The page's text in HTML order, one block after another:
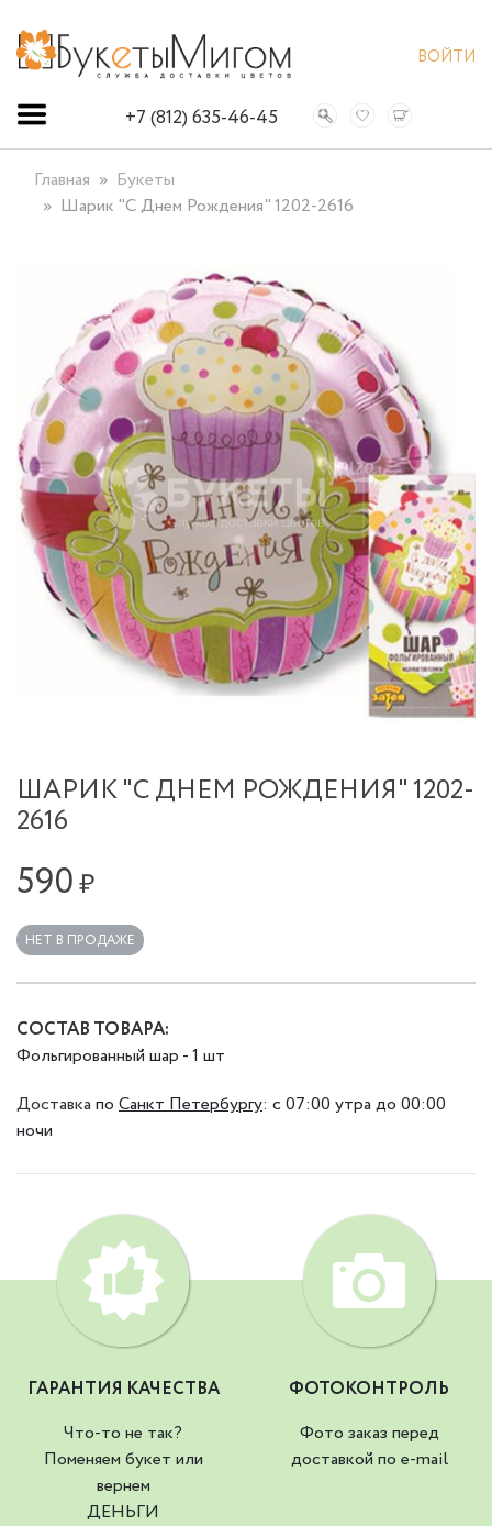
ВОЙТИ
+7 (812) 635-46-45
Главная
Букеты
Шарик "С Днем Рождения" 1202-2616
ШАРИК "С ДНЕМ РОЖДЕНИЯ" 1202-
2616
590₽
НЕТ В ПРОДАЖЕ
СОСТАВ ТОВАРА:
Фольгированный шар - 1 шт
Доставка по Санкт Петербургу: с 07:00 утра до 00:00
ночи
ГАРАНТИЯ КАЧЕСТВА
Что-то не так?
Поменяем букет или
вернем
ДЕНЬГИ
ФОТОКОНТРОЛЬ
Фото заказ перед
доставкой по e-mail